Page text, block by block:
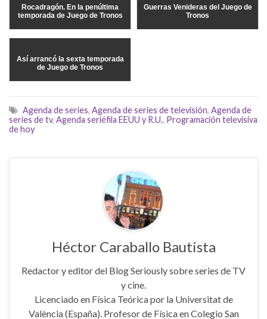
Rocadragón. En la penúltima
temporada de Juego de Tronos
Guerras Venideras del Juego de
Tronos
Así arrancó la sexta temporada
de Juego de Tronos
Agenda de series, Agenda de series de televisión, Agenda de
series de tv, Agenda seriéfila EEUU y R.U., Programación televisiva
de hoy
Héctor Caraballo Bautista
Redactor y editor del Blog Seriously sobre series de TV
y cine.
Licenciado en Física Teórica por la Universitat de
València (España). Profesor de Física en Colegio San